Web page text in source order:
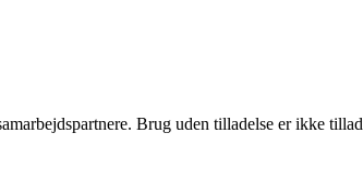
Brug uden tilladelse er ikke